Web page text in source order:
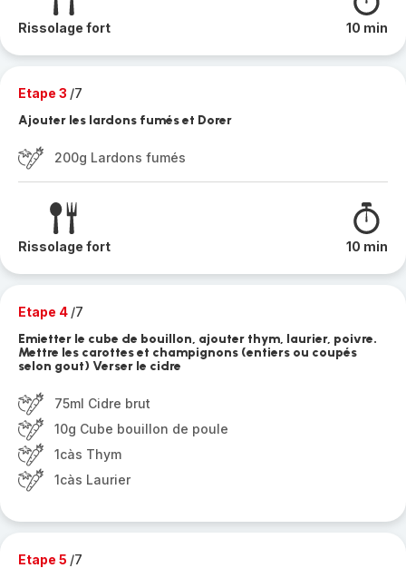
Rissolage fort 10 min
Etape 3 /7
Ajouter les lardons fumés et Dorer
200g Lardons fumés
Rissolage fort 10 min
Etape 4 /7
Emietter le cube de bouillon, ajouter thym, laurier, poivre.
Mettre les carottes et champignons (entiers ou coupés
selon gout) Verser le cidre
75ml Cidre brut
10g Cube bouillon de poule
1càs Thym
1càs Laurier
Etape 5 /7